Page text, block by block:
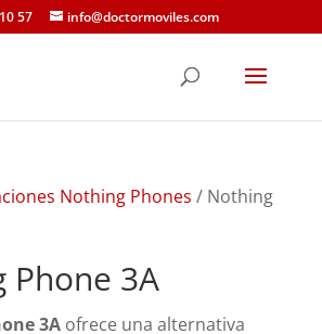
57 info@doctormoviles.com
Nothing Phones / Nothing
Phone 3A
3Aofrece una alternativa